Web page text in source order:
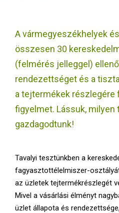
R
M
N
U
A vármegyeszékhelyek
összesen 30
(felmérés jelleggel)
rendezettséget és a
a tejtermékek
figyelmet. Lássuk, milyen
gazdagodtunk!
Tavalyi tesztünkben a
fagyasztottélelmiszer-
az üzletek tejtermékrészlegét
Mivel a vásárlási élményt
üzlet állapota és